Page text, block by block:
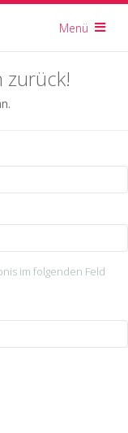
Menü
zurück!
im folgenden Feld